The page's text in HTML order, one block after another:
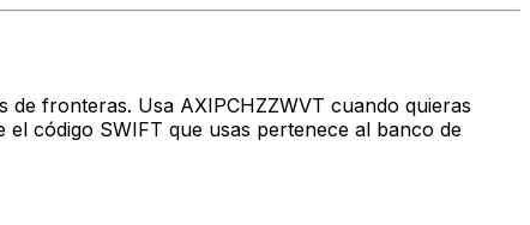
fronteras. Usa AXIPCHZZWVT cuando quieras
código SWIFT que usas pertenece al banco de